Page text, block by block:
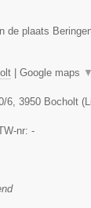
de plaats
| Google maps ▼
6 3950 Bocholt (
nr: -